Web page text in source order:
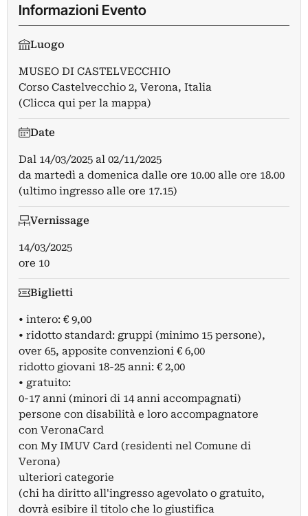
Informazioni Evento
Luogo
MUSEO DI CASTELVECCHIO
Corso Castelvecchio 2, Verona, Italia
(Clicca qui per la mappa)
Date
Dal 14/03/2025 al 02/11/2025
da martedì a domenica dalle ore 10.00 alle ore 18.00
(ultimo ingresso alle ore 17.15)
Vernissage
14/03/2025
ore 10
Biglietti
• intero: € 9,00
• ridotto standard: gruppi (minimo 15 persone),
over 65, apposite convenzioni € 6,00
ridotto giovani 18-25 anni: € 2,00
• gratuito:
0-17 anni (minori di 14 anni accompagnati)
persone con disabilità e loro accompagnatore
con VeronaCard
con My IMUV Card (residenti nel Comune di
Verona)
ulteriori categorie
(chi ha diritto all'ingresso agevolato o gratuito,
dovrà esibire il titolo che lo giustifica